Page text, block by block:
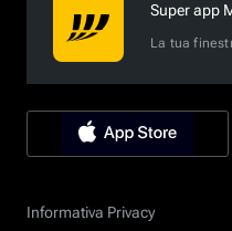
Super app
La tua
Informativa Privacy